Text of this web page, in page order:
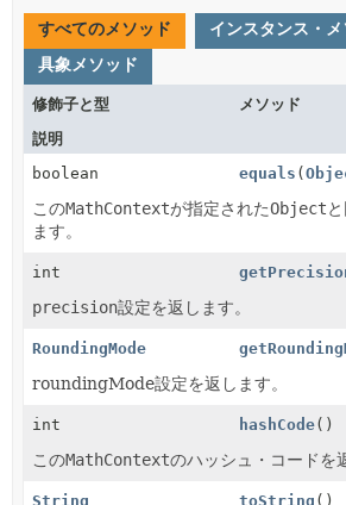
すべてのメソッド
インスタンス・メ
具象メソッド
修飾子と型
メソッド
説明
boolean
equals (
このMathContextが指定されたObject
ます。
int
precision設定を返します。
RoundingMode
roundingMode設定を返します。
int hashCode()
このMathContextのハッシュ・コードを
String toString ()